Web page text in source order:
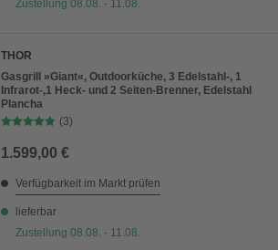
Zustellung 08.08. - 11.08.
THOR
Gasgrill »Giant«, Outdoorküche, 3 Edelstahl-, 1
Infrarot-,1 Heck- und 2 Seiten-Brenner, Edelstahl
Plancha
(3)
1.599,00 €
Verfügbarkeit im Markt prüfen
lieferbar
Zustellung 08.08. - 11.08.